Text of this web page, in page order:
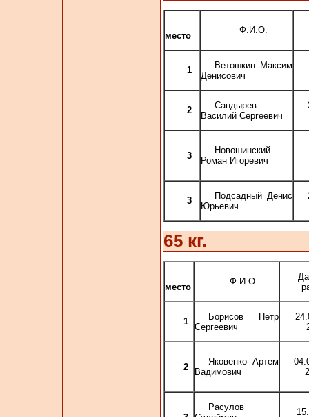
место
Ф.И.О.
1
Ветошкин Максим
Денисович
2
Сандырев
Василий Сергеевич
3
Новошинский
Роман Игоревич
3
Подсадный Денис
Юрьевич
65 кг.
место
Ф.И.О.
1
Борисов Петр
Сергеевич
2
Яковенко Артем
Вадимович
Расулов